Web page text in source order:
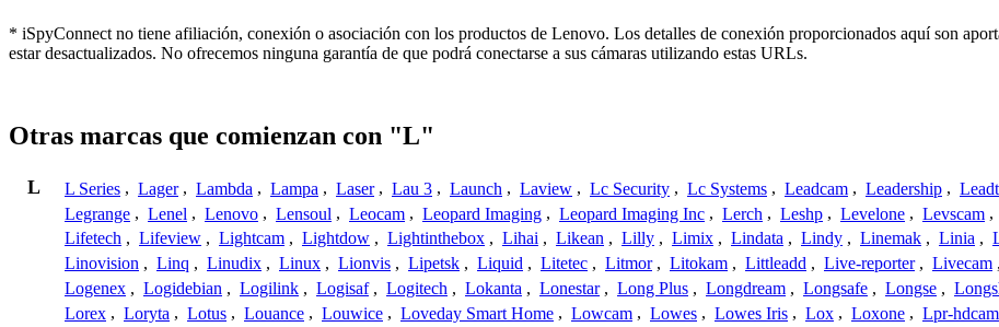
* iSpyConnect no tiene afiliación, conexión o asociación con los productos de Lenovo. Los detalles de conexión proporcionados aquí son
estar desactualizados. No ofrecemos ninguna garantía de que podrá conectarse a sus cámaras utilizando estas URLs.
Otras marcas que comienzan con "L"
L L Series , Lager , Lambda , Lampa , Laser , Lau 3 , Launch , Laview , Lc Security , Lc Systems , Leadcam , Leadership ,
Legrange , Lenel , Lenovo , Lensoul , Leocam , Leopard Imaging , Leopard Imaging Inc , Lerch , Leshp , Levelone , Levscam ,
Lifetech , Lifeview , Lightcam , Lightdow , Lightinthebox , Lihai , Likean , Lilly , Limix , Lindata , Lindy , Linemak , Linia ,
Linovision , Linq , Linudix , Linux , Lionvis , Lipetsk , Liquid , Litetec , Litmor , Litokam , Littleadd , Live-reporter , Livecam ,
Logenex , Logidebian , Logilink , Logisaf , Logitech , Lokanta , Lonestar , Long Plus , Longdream , Longsafe , Longse ,
Lorex , Loryta , Lotus , Louance , Louwice , Loveday Smart Home , Lowcam , Lowes , Lowes Iris , Lox , Loxone , Lpr-hdcam